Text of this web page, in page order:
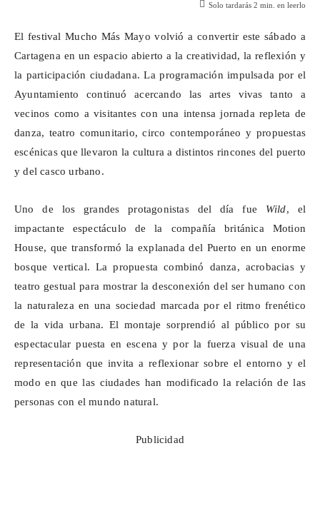
Solo tardarás 2 min. en leerlo
El festival Mucho Más Mayo volvió a convertir este sábado a
Cartagena en un espacio abierto a la creatividad, la reflexión y
la participación ciudadana. La programación impulsada por el
Ayuntamiento continuó acercando las artes vivas tanto a
vecinos como a visitantes con una intensa jornada repleta de
danza, teatro comunitario, circo contemporáneo y propuestas
escénicas que llevaron la cultura a distintos rincones del puerto
y del casco urbano.
Uno de los grandes protagonistas del día fue Wild, el
impactante espectáculo de la compañía británica Motion
House, que transformó la explanada del Puerto en un enorme
bosque vertical. La propuesta combinó danza, acrobacias y
teatro gestual para mostrar la desconexión del ser humano con
la naturaleza en una sociedad marcada por el ritmo frenético
de la vida urbana. El montaje sorprendió al público por su
espectacular puesta en escena y por la fuerza visual de una
representación que invita a reflexionar sobre el entorno y el
modo en que las ciudades han modificado la relación de las
personas con el mundo natural.
Publicidad